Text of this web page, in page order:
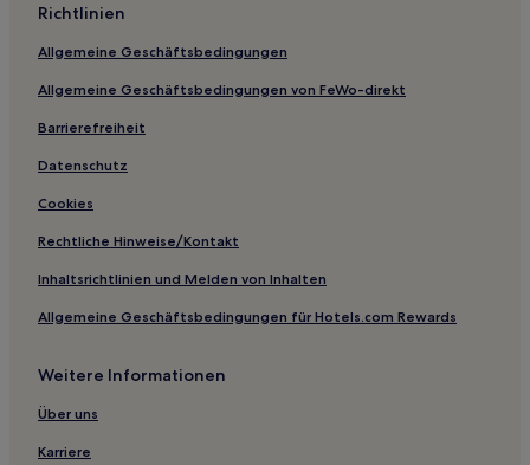
Wachow Hotels
Hotels nahe Friedenskirche
Seeburg Hotels
Marwitz Hotels
Brandenburg Hotels
Hotels nahe Park Babelsberg
Hotels nahe Normannischer Turm auf dem Ruinenberg
Groß Behnitz Hotels
Heeres-Reitschule Hotels
Marquardt: Hotels
Potsdam Hotels
Babelsberg Nord: Hotels
Richtlinien
Allgemeine Geschäftsbedingungen
Allgemeine Geschäftsbedingungen von FeWo-direkt
Barrierefreiheit
Datenschutz
Cookies
Rechtliche Hinweise/Kontakt
Inhaltsrichtlinien und Melden von Inhalten
Allgemeine Geschäftsbedingungen für Hotels.com Rewards
Weitere Informationen
Über uns
Karriere